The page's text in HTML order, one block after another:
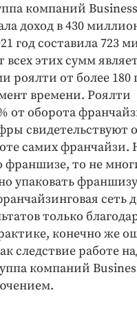
компаний
доход в 430
год составила 723
всех этих сумм
роялти от более 180
времени. Роялти
от оборота
свидетельствуют
самих франчайзи.
франшизе, то не
упаковать
сеть
только
конечно же
следствие работе
компаний